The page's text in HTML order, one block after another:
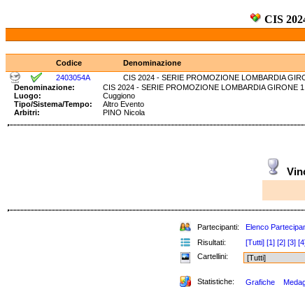
CIS
Codice Denominazione
2403054A
CIS 2024 - SERIE PROMOZIONE LOMBARDIA
Denominazione:
CIS 2024 - SERIE PROMOZIONE LOMBARDIA
Luogo:
Cuggiono
Tipo/Sistema/Tempo:
Altro Evento
Arbitri:
PINO Nicola
Partecipanti: Elenco
Risultati:
[Tutti] [1] [2] [3]
Cartellini:
Statistiche: Grafiche